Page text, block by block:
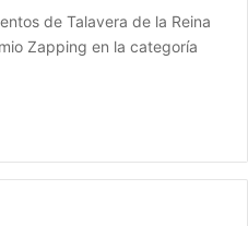
de Talavera de la Reina
Zapping en la categoría